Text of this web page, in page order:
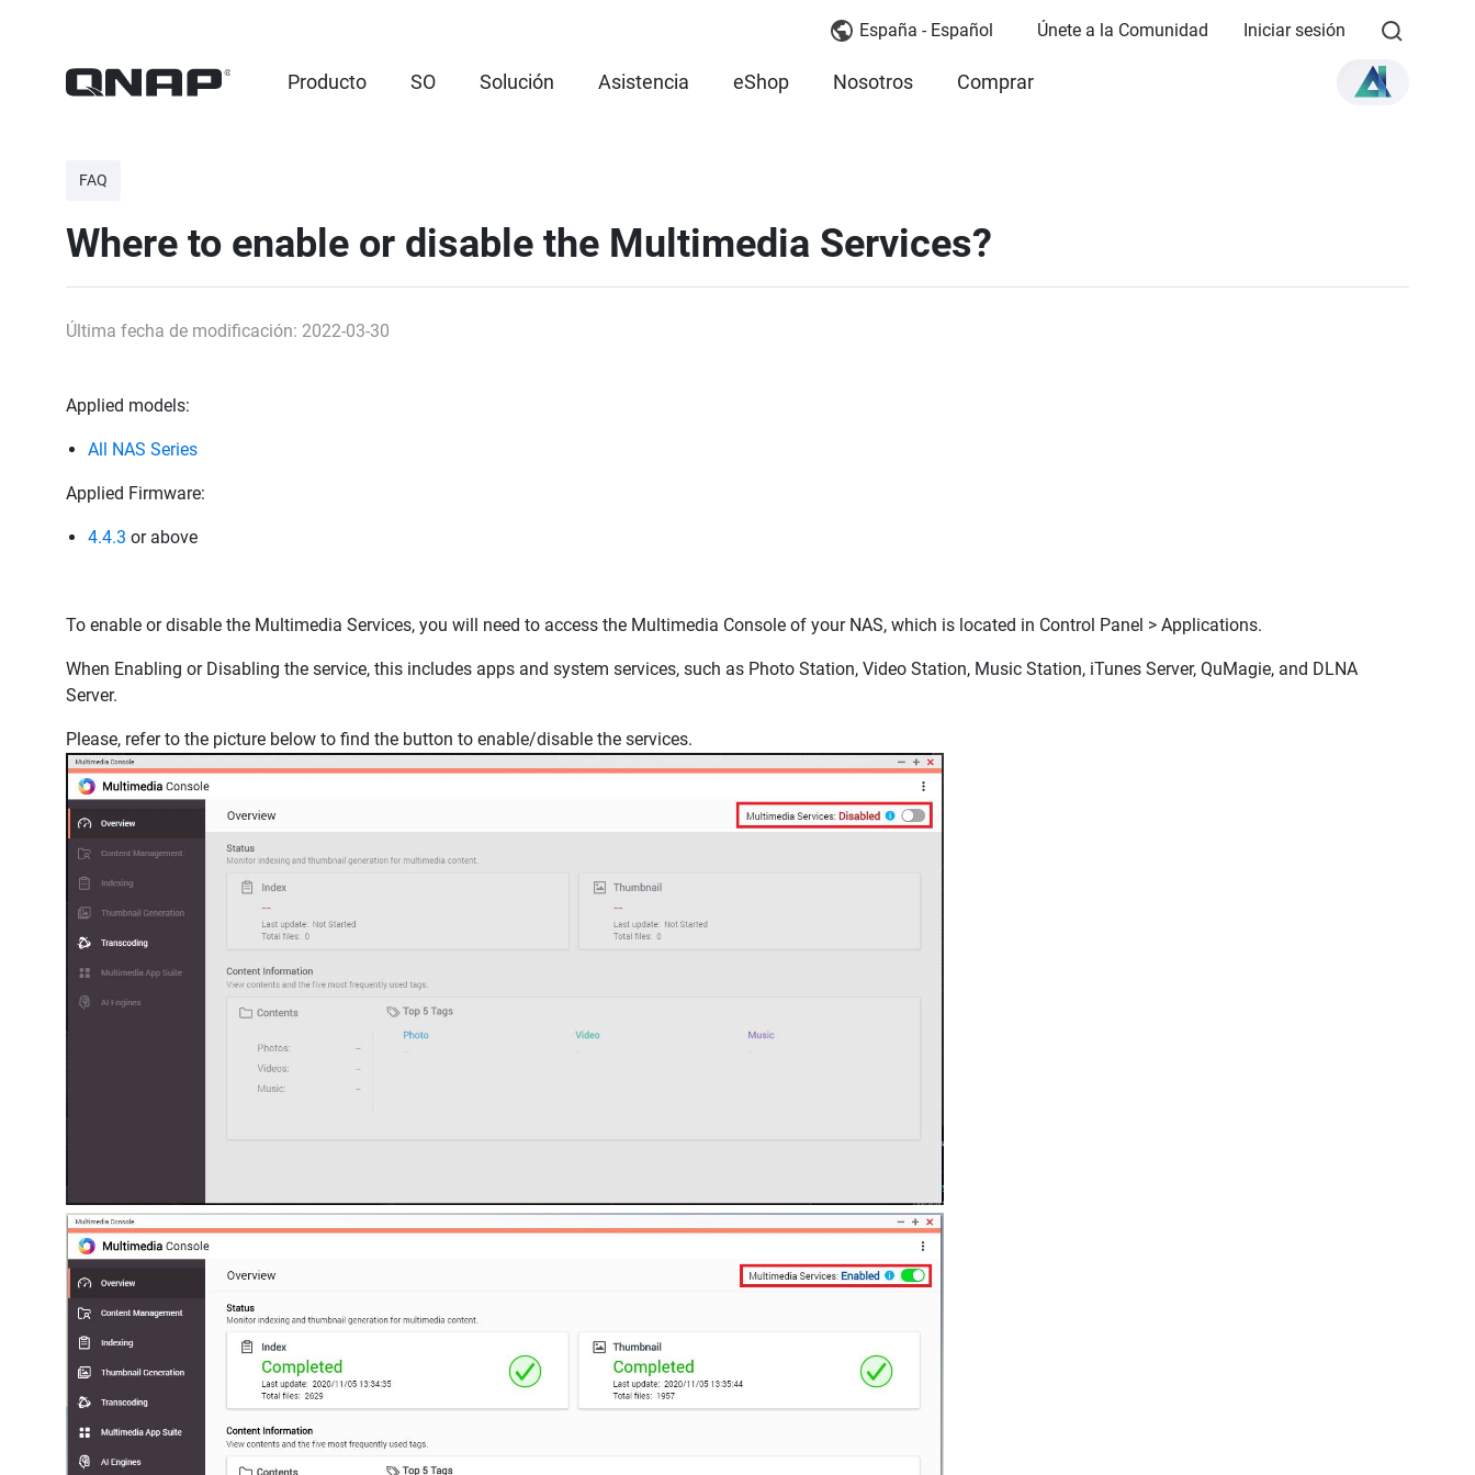
España - Español Únete a la Comunidad Iniciar sesión
Producto SO Solución Asistencia eShop Nosotros Comprar
FAQ
Where to enable or disable the Multimedia Services?
Última fecha de modificación: 2022-03-30
Applied models:
All NAS Series
Applied Firmware:
4.4.3 or above
To enable or disable the Multimedia Services, you will need to access the Multimedia Console of your NAS, which is located in Control Panel > Applications.
When Enabling or Disabling the service, this includes apps and system services, such as Photo Station, Video Station, Music Station, iTunes Server, QuMagie, and DLNA
Server.
Please, refer to the picture below to find the button to enable/disable the services.